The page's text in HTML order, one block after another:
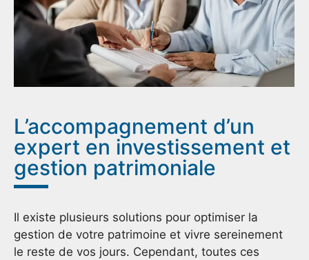
L’accompagnement d’un
expert en investissement et
gestion patrimoniale
Il existe plusieurs solutions pour optimiser la
gestion de votre patrimoine et vivre sereinement
le reste de vos jours. Cependant, toutes ces